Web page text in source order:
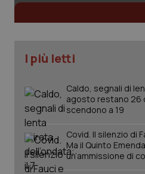
I più letti
Caldo, segnali di
agosto restano 26
scendono a 19
Covid. Il silenzio di
Ma il Quinto
un’ammissione di
tracking-enable